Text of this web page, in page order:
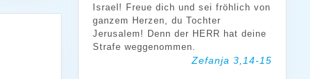
Israel! Freue dich und sei fröhlich von
ganzem Herzen, du Tochter
Jerusalem! Denn der HERR hat deine
Strafe weggenommen.
Zefanja 3,14-15